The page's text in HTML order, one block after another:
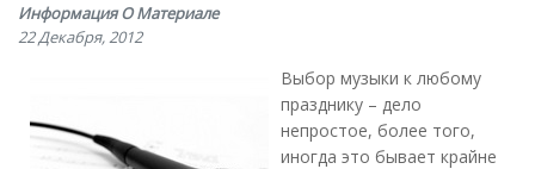
Информация О Материале
22 Декабря, 2012
Выбор музыки к любому
празднику – дело
непростое, более того,
иногда это бывает крайне